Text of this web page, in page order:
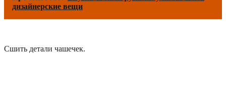
дизайнерские вещи
Сшить детали чашечек.